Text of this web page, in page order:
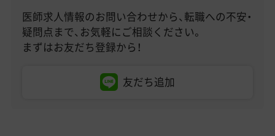
医師求人情報のお問い合わせから、転職への不安・
疑問点まで、お気軽にご相談ください。
まずはお友だち登録から！
友だち追加